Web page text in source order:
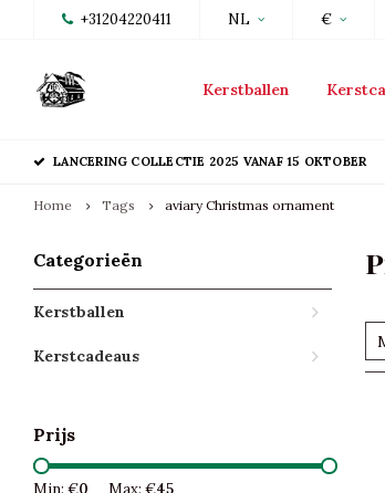
+31204220411 NL €
Kerstballen
LANCERING COLLECTIE 2025 VANAF 15 OKTOBER
Home Tags aviary Christmas ornament
Categorieën
Kerstballen
Kerstcadeaus
Prijs
Min: €0 Max: €45